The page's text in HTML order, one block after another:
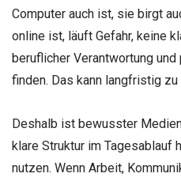
Computer auch ist, sie birgt
online ist, läuft Gefahr, keine
beruflicher Verantwortung
finden. Das kann langfristig
Deshalb ist bewusster
klare Struktur im Tagesablauf
nutzen. Wenn Arbeit,